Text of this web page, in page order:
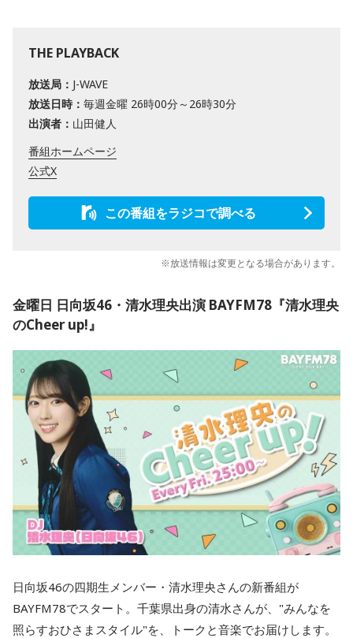
THE PLAYBACK
放送局： J-WAVE
放送日時： 毎週金曜 26時00分～26時30分
出演者： 山田健人
番組ホームページ
公式X
この番組をラジコで調べる
※放送情報は変更となる場合があります。
金曜日 日向坂46・清水理央出演 BAYFM78『清水理央
のCheer up!』
日向坂46の四期生メンバー・清水理央さんの新番組が
BAYFM78でスタート。千葉県出身の清水さんが、"みんなを
照らすおひさまスタイル"を、トークと音楽でお届けします。